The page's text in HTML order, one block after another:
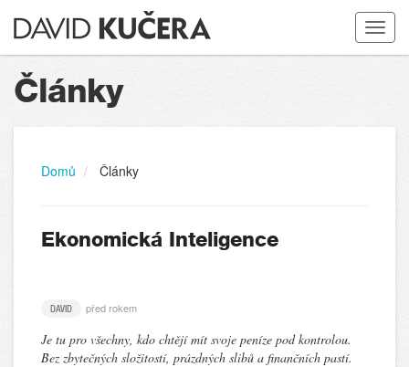
Toggle
Články
Domů Články
Ekonomická Inteligence
DAVID před rokem
Je tu pro všechny, kdo chtějí mít svoje peníze pod kontrolou.
Bez zbytečných složitostí, prázdných slibů a finančních pastí.